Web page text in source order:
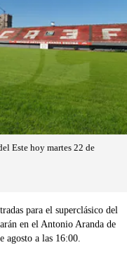
Este hoy martes 22 de
para el superclásico del
en el Antonio Aranda de
a las 16:00.